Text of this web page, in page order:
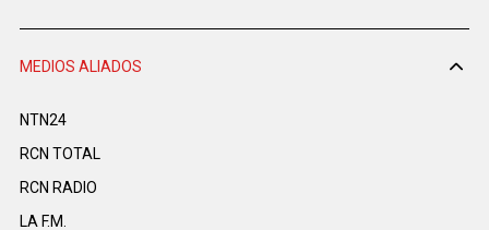
MEDIOS ALIADOS
NTN24
RCN TOTAL
RCN RADIO
LA F.M.